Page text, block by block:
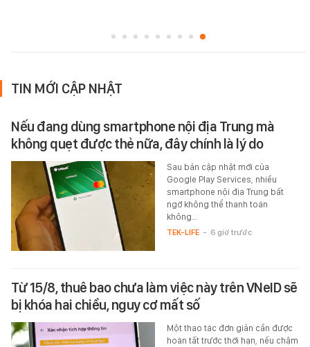
TIN MỚI CẬP NHẬT
Nếu đang dùng smartphone nội địa Trung mà
không quẹt được thẻ nữa, đây chính là lý do
Sau bản cập nhật mới của
Google Play Services, nhiều
smartphone nội địa Trung bất
ngờ không thể thanh toán
không…
TEK-LIFE - 6 giờ trước
Từ 15/8, thuê bao chưa làm việc này trên VNeID sẽ
bị khóa hai chiều, nguy cơ mất số
Một thao tác đơn giản cần được
hoàn tất trước thời hạn, nếu chậm